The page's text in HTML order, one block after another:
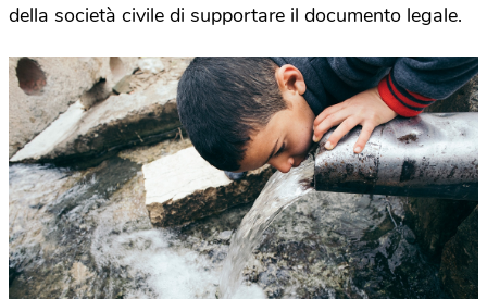
della società civile di supportare il documento legale.